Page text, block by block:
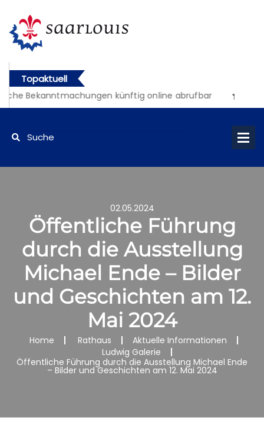
Topaktuell
Bekanntmachungen künftig online abrufbar
02.05.2024
Öffentliche Führung
durch die Ausstellung
Michael Ende – Bilder
und Geschichten am 12.
Mai 2024
Home Rathaus
Aktuelle Informationen
Ludwig Galerie
Öffentliche Führung durch die Ausstellung Michael Ende
– Bilder und Geschichten am 12. Mai 2024